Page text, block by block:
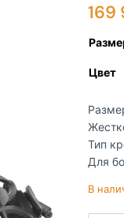
169
Цвет
Тип
Для
В